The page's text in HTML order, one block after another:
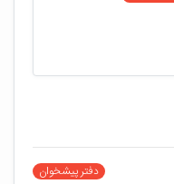
دفتر پیشخوان